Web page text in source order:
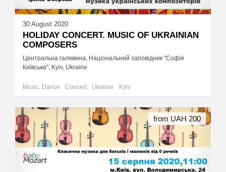
30 August 2020
HOLIDAY CONCERT. MUSIC OF UKRAINIAN
COMPOSERS
Центральна галявина, Національний заповідник "Софія
Київська", Kyiv, Ukraine
Music. Dance Concert Ukraine Kyiv
from UAH 200